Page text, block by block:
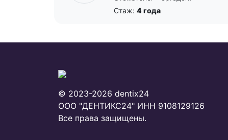
Стаж: 4 года
© 2023-2026 dentix24
ООО "ДЕНТИКС24" ИНН 9108129126
Все права защищены.